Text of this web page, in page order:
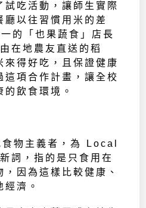
試吃活動，讓師生實際
廳以往習慣用米的差
的「也果蔬食」店長
在地農友直送的稻
來得好吃，且保證健康
這項合作計畫，讓全校
飲食環境。
物主義者，為 Local
詞，指的是只食用在
因為這樣比較健康、
濟。